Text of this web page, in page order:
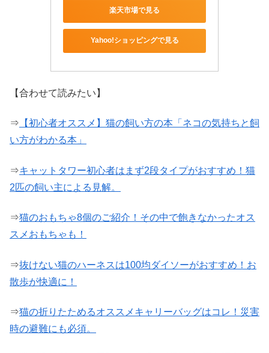
楽天市場で見る
Yahoo!ショッピングで見る
【合わせて読みたい】
⇒ 【初心者オススメ】猫の飼い方の本「ネコの気持ちと飼
い方がわかる本」
⇒キャットタワー初心者はまず2段タイプがおすすめ！猫
2匹の飼い主による見解。
⇒猫のおもちゃ8個のご紹介！その中で飽きなかったオス
スメおもちゃも！
⇒抜けない猫のハーネスは100均ダイソーがおすすめ！お
散歩が快適に！
⇒猫の折りたためるオススメキャリーバッグはコレ！災害
時の避難にも必須。